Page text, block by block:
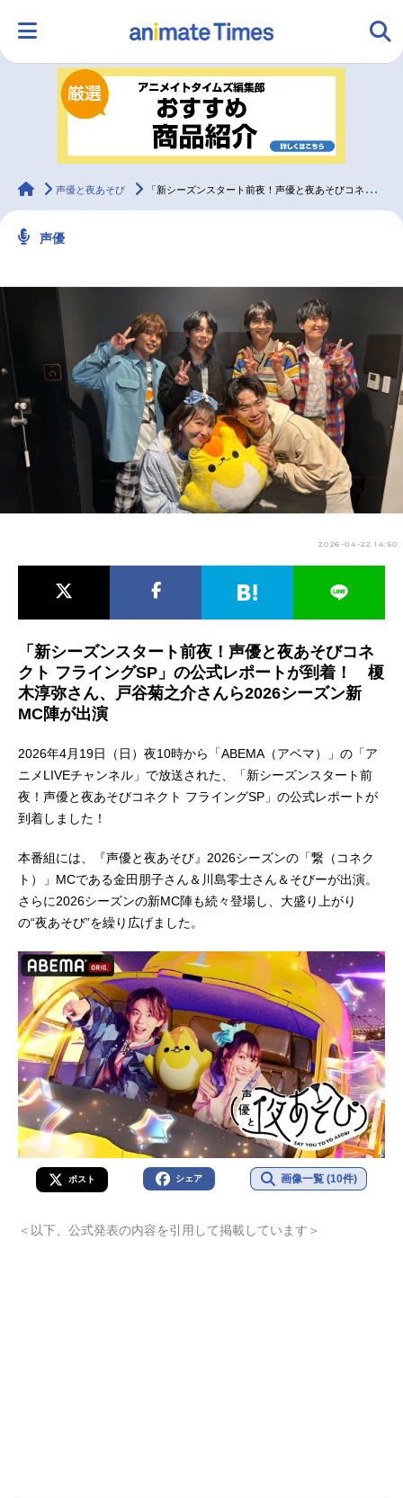
ランキング アニメ
ラジオ みんなの声
2.5次元 配信・Vtuber トレンド
最新記事一覧
アニメ記事一覧 声優記事一覧
実写化映画一覧
今期アニメ曜日別一覧
春アニメ 夏アニメ
男性声優/女性声優一覧
animateTimes
声優と夜あそび 「新シーズンスタート前夜！声優と夜あそびコネクト フライングSP」公式レポ
声優
2026-04-22 14:50
「新シーズンスタート前夜！声優と夜あそびコネ
クト フライングSP」の公式レポートが到着！ 榎
木淳弥さん、戸谷菊之介さんら2026シーズン新
MC陣が出演
2026年4月19日（日）夜10時から「ABEMA（アベマ）」の「ア
ニメLIVEチャンネル」で放送された、「新シーズンスタート前
夜！声優と夜あそびコネクト フライングSP」の公式レポートが
到着しました！
本番組には、『声優と夜あそび』2026シーズンの「繋（コネク
ト）」MCである金田朋子さん＆川島零士さん＆そびーが出演。
さらに2026シーズンの新MC陣も続々登場し、大盛り上がり
の“夜あそび”を繰り広げました。
ポスト シェア 画像一覧 (10件)
＜以下、公式発表の内容を引用して掲載しています＞